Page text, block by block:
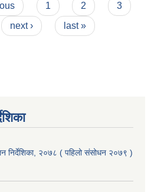
1 2
3
next › last »
निर्देशिका, २०७८ ( पहिलो संसोधन २०७९ )